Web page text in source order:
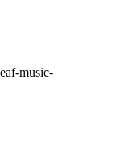
music-